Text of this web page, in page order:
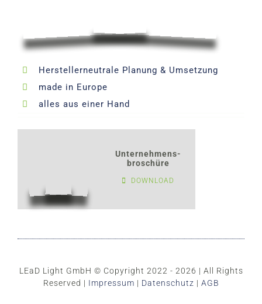
Herstellerneutrale Planung & Umsetzung
made in Europe
alles aus einer Hand
Unternehmens-
broschüre
DOWNLOAD
LEaD Light GmbH © Copyright 2022 - 2026 | All Rights
Reserved | Impressum | Datenschutz | AGB